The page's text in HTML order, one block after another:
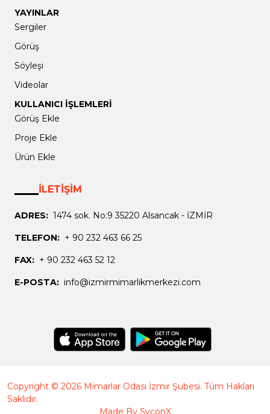
YAYINLAR
Sergiler
Görüş
Söyleşi
Videolar
KULLANICI İŞLEMLERİ
Görüş Ekle
Proje Ekle
Ürün Ekle
İLETİŞİM
ADRES: 1474 sok. No:9 35220 Alsancak - İZMİR
TELEFON: + 90 232 463 66 25
FAX: + 90 232 463 52 12
E-POSTA: info@izmirmimarlikmerkezi.com
Copyright © 2026 Mimarlar Odası İzmir Şubesi. Tüm Hakları
Saklıdır.
Made By SyconX